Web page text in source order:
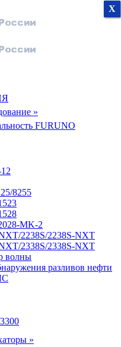
»
FURUNO
8255
MK-2
2238S/2238S-NXT
2338S/2338S-NXT
волны
разливов нефти
»
X
X
X